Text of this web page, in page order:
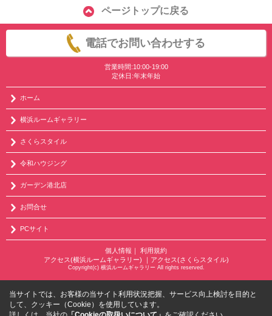
ページトップに戻る
電話でお問い合わせする
営業時間:10:00-19:00
定休日:年末年始
ホーム
横浜ルームギャラリー
さくらスタイル
令和ハウジング
ガーデン港北店
お問合せ
PCサイト
個人情報
利用規約
アクセス(横浜ルームギャラリー)
アクセス(さくらスタイル)
Copyright(c) 横浜ルームギャラリー All rights reserved.
当サイトでは、お客様の当サイト利用状況把握、サービス向上検討を目的と
して、クッキー（Cookie）を使用しています。